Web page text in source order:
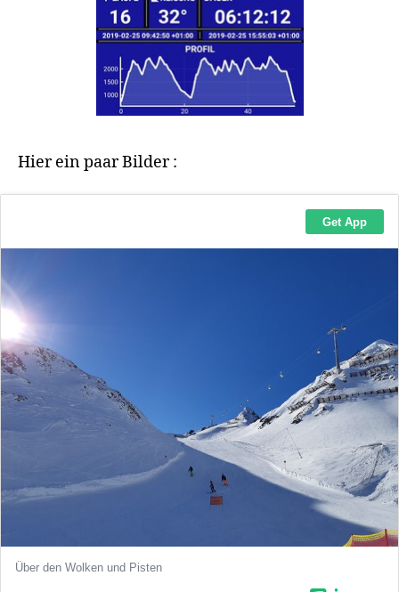
Hier ein paar Bilder :